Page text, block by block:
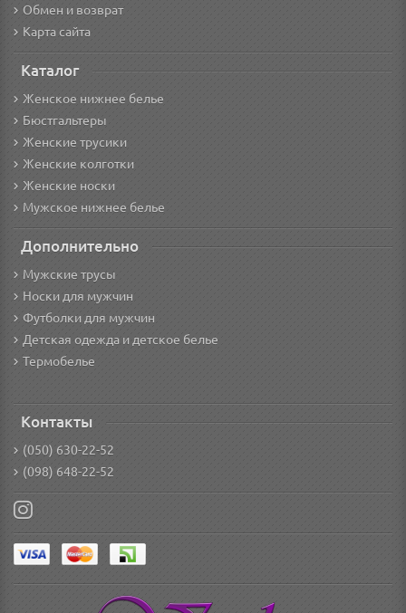
Обмен и возврат
Карта сайта
Каталог
Женское нижнее белье
Бюстгальтеры
Женские трусики
Женские колготки
Женские носки
Мужское нижнее белье
Дополнительно
Мужские трусы
Носки для мужчин
Футболки для мужчин
Детская одежда и детское белье
Термобелье
Контакты
(050) 630-22-52
(098) 648-22-52